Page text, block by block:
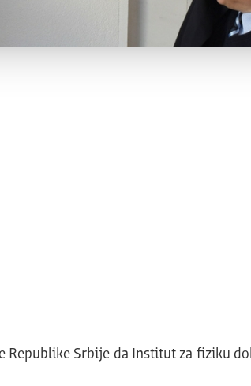
Republike Srbije da Institut za fiziku